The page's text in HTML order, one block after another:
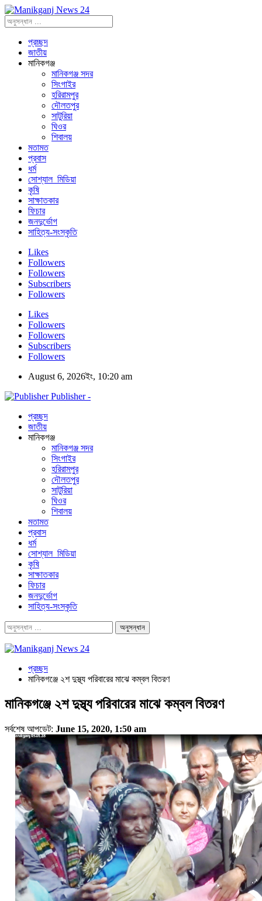
প্রচ্ছদ
জাতীয়
মানিকগঞ্জ
মানিকগঞ্জ সদর
সিংগাইর
হরিরামপুর
দৌলতপুর
সাটুরিয়া
ঘিওর
শিবালয়
মতামত
প্রবাস
ধর্ম
সোশ্যাল_মিডিয়া
কৃষি
সাক্ষাতকার
ফিচার
জনদুর্ভোগ
সাহিত্য-সংস্কৃতি
Likes
Followers
Followers
Subscribers
Followers
Likes
Followers
Followers
Subscribers
Followers
August 6, 2026ইং, 10:20 am
Publisher -
প্রচ্ছদ
জাতীয়
মানিকগঞ্জ
মানিকগঞ্জ সদর
সিংগাইর
হরিরামপুর
দৌলতপুর
সাটুরিয়া
ঘিওর
শিবালয়
মতামত
প্রবাস
ধর্ম
সোশ্যাল_মিডিয়া
কৃষি
সাক্ষাতকার
ফিচার
জনদুর্ভোগ
সাহিত্য-সংস্কৃতি
প্রচ্ছদ
মানিকগঞ্জে ২শ দুস্থ্য পরিবারের মাঝে কম্বল বিতরণ
মানিকগঞ্জে ২শ দুস্থ্য পরিবারের মাঝে কম্বল বিতরণ
সর্বশেষ আপডেট: June 15, 2020, 1:50 am